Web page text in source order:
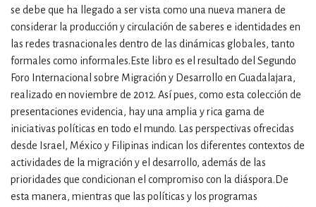
se debe que ha llegado a ser vista como una nueva manera de
considerar la producción y circulación de saberes e identidades en
las redes trasnacionales dentro de las dinámicas globales, tanto
formales como informales.Este libro es el resultado del Segundo
Foro Internacional sobre Migración y Desarrollo en Guadalajara,
realizado en noviembre de 2012. Así pues, como esta colección de
presentaciones evidencia, hay una amplia y rica gama de
iniciativas políticas en todo el mundo. Las perspectivas ofrecidas
desde Israel, México y Filipinas indican los diferentes contextos de
actividades de la migración y el desarrollo, además de las
prioridades que condicionan el compromiso con la diáspora.De
esta manera, mientras que las políticas y los programas